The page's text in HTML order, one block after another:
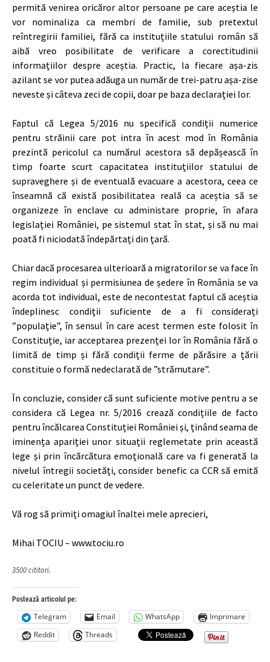
permită venirea oricăror altor persoane pe care aceștia le
vor nominaliza ca membri de familie, sub pretextul
reîntregirii familiei, fără ca instituțiile statului român să
aibă vreo posibilitate de verificare a corectitudinii
informațiilor despre aceștia. Practic, la fiecare așa-zis
azilant se vor putea adăuga un număr de trei-patru așa-zise
neveste și câteva zeci de copii, doar pe baza declarației lor.
Faptul că Legea 5/2016 nu specifică condiții numerice
pentru străinii care pot intra în acest mod în România
prezintă pericolul ca numărul acestora să depășească în
timp foarte scurt capacitatea instituțiilor statului de
supraveghere și de eventuală evacuare a acestora, ceea ce
înseamnă că există posibilitatea reală ca aceștia să se
organizeze în enclave cu administare proprie, în afara
legislației României, pe sistemul stat în stat, și să nu mai
poată fi niciodată îndepărtați din țară.
Chiar dacă procesarea ulterioară a migratorilor se va face în
regim individual și permisiunea de ședere în România se va
acorda tot individual, este de necontestat faptul că aceștia
îndeplinesc condiții suficiente de a fi considerați
”populație”, în sensul în care acest termen este folosit în
Constituție, iar acceptarea prezenței lor în România fără o
limită de timp și fără condiții ferme de părăsire a țării
constituie o formă nedeclarată de ”strămutare”.
În concluzie, consider că sunt suficiente motive pentru a se
considera că Legea nr. 5/2016 crează condițiile de facto
pentru încălcarea Constituției României și, ținând seama de
iminența apariției unor situații reglemetate prin această
lege și prin încărcătura emoțională care va fi generată la
nivelul întregii societăți, consider benefic ca CCR să emită
cu celeritate un punct de vedere.
Vă rog să primiți omagiul înaltei mele aprecieri,
Mihai TOCIU – www.tociu.ro
3500 cititori.
Postează articolul pe:
Telegram Email WhatsApp
Imprimare
Reddit
Threads